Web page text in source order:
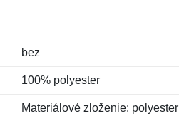
bez
100% polyester
Materiálové zloženie: polyester